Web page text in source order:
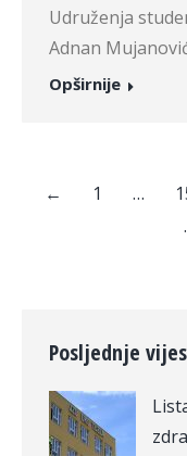
Udruženja
Adnan
Opširnije
← 1 …
Posljednje